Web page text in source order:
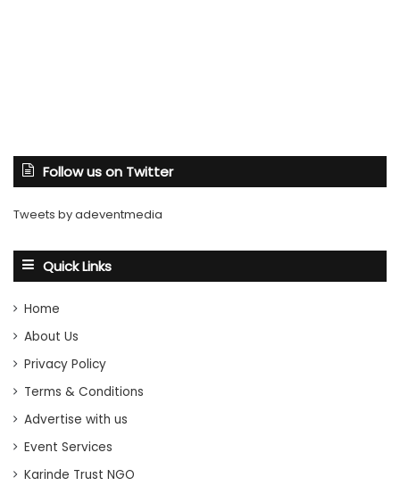
Follow us on Twitter
Tweets by adeventmedia
Quick Links
Home
About Us
Privacy Policy
Terms & Conditions
Advertise with us
Event Services
Karinde Trust NGO